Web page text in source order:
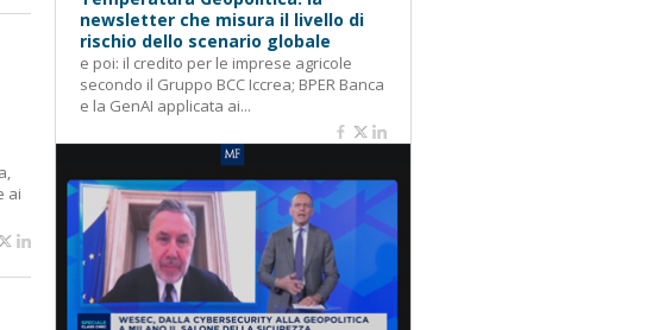
ai
newsletter che misura il livello di
rischio dello scenario globale
e poi: il credito per le imprese agricole
secondo il Gruppo BCC Iccrea; BPER Banca
e la GenAI applicata ai...